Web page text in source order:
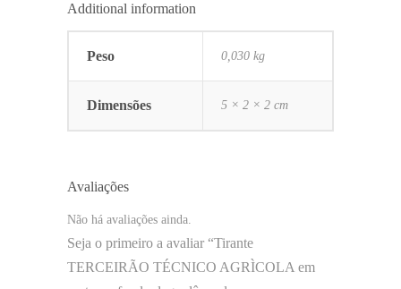
Additional information
Peso 0,030 kg
Dimensões 5 × 2 × 2 cm
Avaliações
Não há avaliações ainda.
Seja o primeiro a avaliar “Tirante
TERCEIRÃO TÉCNICO AGRÌCOLA em